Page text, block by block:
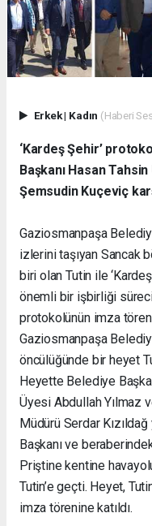
Erkek| Kadın (Haberi
‘Kardeş Şehir’
Başkanı Hasan
Şemsudin Kuçeviç
Gaziosmanpaşa
izlerini taşıyan Sancak
biri olan Tutin ile
önemli bir işbirliği
protokolünün imza
Gaziosmanpaşa
öncülüğünde bir heyet
Heyette Belediye
Üyesi Abdullah Yılmaz
Müdürü Serdar
Başkanı ve
Priştine kentine
Tutin’e geçti. Heyet,
imza törenine katıldı.